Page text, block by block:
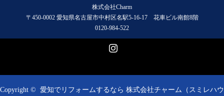
株式会社Charm
〒450-0002 愛知県名古屋市中村区名駅5-16-17 花車ビル南館8階
0120-984-522
Copyright © 愛知でリフォームするなら 株式会社チャーム（スミレハウ